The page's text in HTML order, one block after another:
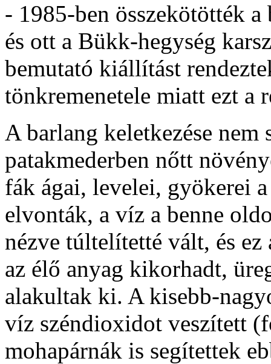
- 1985-ben összekötötték
és ott a Bükk-hegység
bemutató kiállítást
tönkremenetele miatt ezt a
A barlang keletkezése
patakmederben nőtt
fák ágai, levelei, gyökerei
elvonták, a víz a benne
nézve túltelítetté vált, és
az élő anyag kikorhadt,
alakultak ki. A kisebb-
víz széndioxidot veszített
mohapárnák is segítettek